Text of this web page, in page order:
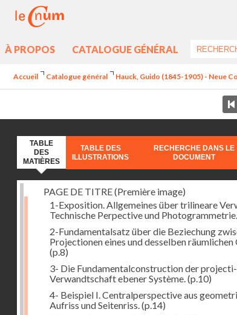
À PROPOS CATALOGUE GÉNÉRAL
Accueil Catalogue général Hauck, Guido (1845-1905) - Neue
TABLE
DES
MATIÈRES
TABLE DES
ILLUSTRATIONS
RECHERCHE DANS LE
DOCUMENT
PAGE DE TITRE (Première image)
1-Exposition. Allgemeines über trilineare
Technische Perpective und Photogrammetrie.
2-Fundamentalsatz über die Beziechung
Projectionen eines und desselben räumlichen
(p.8)
3- Die Fundamentalconstruction der
Verwandtschaft ebener Système.(p.10)
4- Beispiel I. Centralperspective aus
Aufriss und Seitenriss.(p.14)